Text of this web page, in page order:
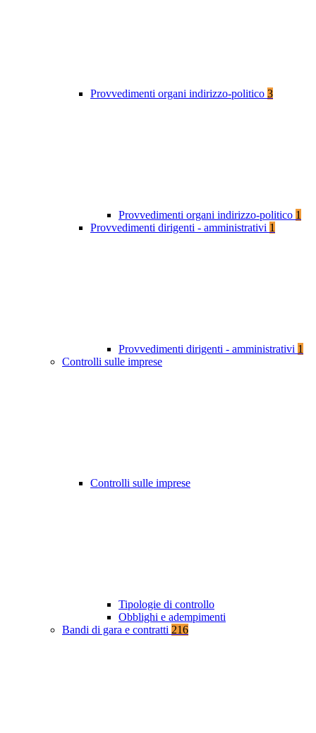
Provvedimenti organi indirizzo-politico 3
Provvedimenti organi indirizzo-politico 1
Provvedimenti dirigenti - amministrativi 1
Provvedimenti dirigenti - amministrativi 1
Controlli sulle imprese
Controlli sulle imprese
Tipologie di controllo
Obblighi e adempimenti
Bandi di gara e contratti 216